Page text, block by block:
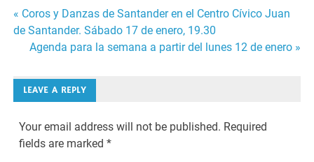
Post
navigation
« Coros y Danzas de Santander en el Centro Cívico Juan
de Santander. Sábado 17 de enero, 19.30
Agenda para la semana a partir del lunes 12 de enero »
LEAVE A REPLY
Your email address will not be published. Required
fields are marked*